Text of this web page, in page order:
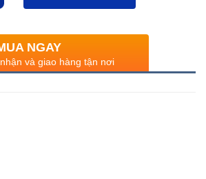
trung.
hướng linh hoạt: Một trong những ưu
LED chiếu điểm thanh ray là khả
chiếu sáng. Đèn có thể xoay và
mà không cần thay đổi vị trí đèn. Điều
và tiết kiệm không gian: Đèn LED
NGAY
và giao hàng tận nơi